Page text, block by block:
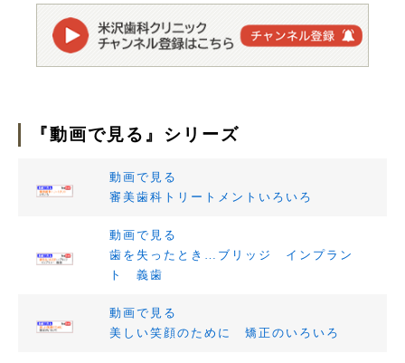
『動画で見る』シリーズ
動画で見る
審美歯科トリートメントいろいろ
動画で見る
歯を失ったとき…ブリッジ インプラン
ト 義歯
動画で見る
美しい笑顔のために 矯正のいろいろ